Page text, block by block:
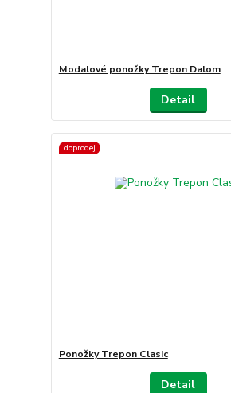
Modalové ponožky Trepon Dalom
Detail
doprodej
Ponožky Trepon Clasic
Detail